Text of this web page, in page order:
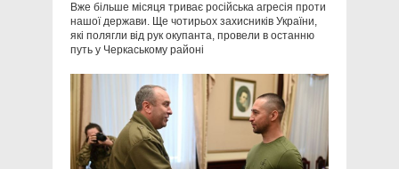
Вже більше місяця триває російська агресія проти
нашої держави. Ще чотирьох захисників України,
які полягли від рук окупанта, провели в останню
путь у Черкаському районі